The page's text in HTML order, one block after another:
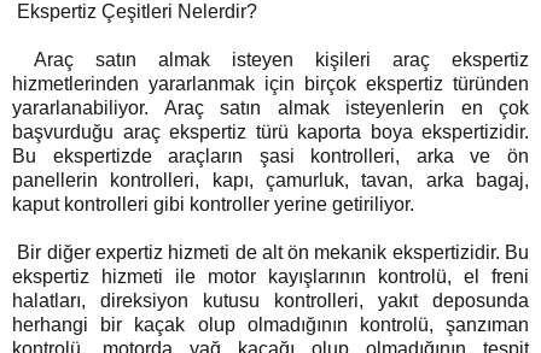
Ekspertiz Çeşitleri Nelerdir?
Araç satın almak isteyen kişileri araç ekspertiz
hizmetlerinden yararlanmak için birçok ekspertiz türünden
yararlanabiliyor. Araç satın almak isteyenlerin en çok
başvurduğu araç ekspertiz türü kaporta boya ekspertizidir.
Bu ekspertizde araçların şasi kontrolleri, arka ve ön
panellerin kontrolleri, kapı, çamurluk, tavan, arka bagaj,
kaput kontrolleri gibi kontroller yerine getiriliyor.
Bir diğer expertiz hizmeti de alt ön mekanik ekspertizidir. Bu
ekspertiz hizmeti ile motor kayışlarının kontrolü, el freni
halatları, direksiyon kutusu kontrolleri, yakıt deposunda
herhangi bir kaçak olup olmadığının kontrolü, şanzıman